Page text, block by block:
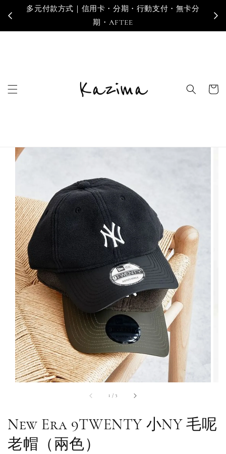
多元付款方式｜信用卡・分期・行動支付・無卡分
期・AFTEE
寄
1 /3
New Era 9TWENTY 小NY 毛呢
老帽（兩色）